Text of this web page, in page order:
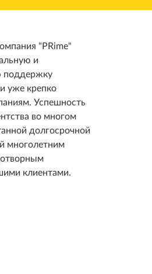
"PRime"
и
поддержку
уже крепко
Успешность
во многом
долгосрочной
многолетним
клиентами.